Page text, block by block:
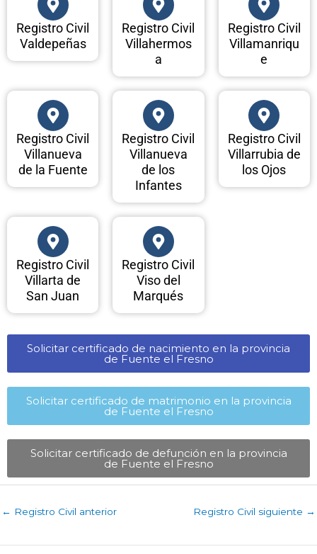
Registro Civil
Valdepeñas
Registro Civil
Villahermos
a
Registro Civil
Villamanriqu
e
Registro Civil
Villanueva
de la Fuente
Registro Civil
Villanueva
de los
Infantes
Registro Civil
Villarrubia de
los Ojos
Registro Civil
Villarta de
San Juan
Registro Civil
Viso del
Marqués
Solicitar certificado de nacimiento en la provincia
de Fuente el Fresno​
Solicitar certificado de matrimonio en la provincia
de Fuente el Fresno​
Solicitar certificado de defunción en la provincia
de Fuente el Fresno​
← Registro Civil anterior Registro Civil siguiente →